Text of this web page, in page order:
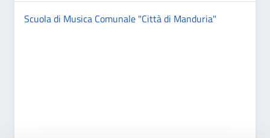
Scuola di Musica Comunale "Città di Manduria"